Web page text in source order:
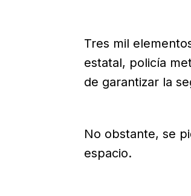
Tres mil
estatal, policía
de garantizar la
No obstante, se
espacio.